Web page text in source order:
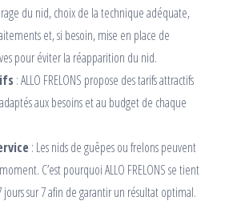
du nid, choix de la technique adéquate,
et, si besoin, mise en place de
pour éviter la réapparition du nid.
: ALLO FRELONS propose des tarifs attractifs
aux besoins et au budget de chaque
: Les nids de guêpes ou frelons peuvent
C’est pourquoi ALLO FRELONS se tient
sur 7 afin de garantir un résultat optimal.